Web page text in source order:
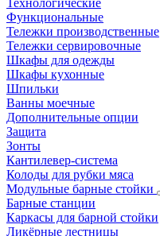
Технологические
Функциональные
Тележки производственные
Тележки сервировочные
Шкафы для одежды
Шкафы кухонные
Шпильки
Ванны моечные
Дополнительные опции
Защита
Зонты
Кантилевер-система
Колоды для рубки мяса
Модульные барные стойки
Барные станции
Каркасы для барной стойки
Ликёрные лестницы